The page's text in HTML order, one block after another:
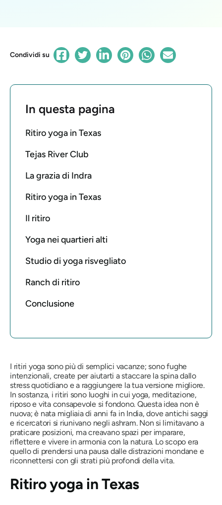
Condividi su
In questa pagina
Ritiro yoga in Texas
Tejas River Club
La grazia di Indra
Ritiro yoga in Texas
Il ritiro
Yoga nei quartieri alti
Studio di yoga risvegliato
Ranch di ritiro
Conclusione
I ritiri yoga sono più di semplici vacanze; sono fughe
intenzionali, create per aiutarti a staccare la spina dallo
stress quotidiano e a raggiungere la tua versione migliore.
In sostanza, i ritiri sono luoghi in cui yoga, meditazione,
riposo e vita consapevole si fondono. Questa idea non è
nuova; è nata migliaia di anni fa in India, dove antichi saggi
e ricercatori si riunivano negli ashram. Non si limitavano a
praticare posizioni, ma creavano spazi per imparare,
riflettere e vivere in armonia con la natura. Lo scopo era
quello di prendersi una pausa dalle distrazioni mondane e
riconnettersi con gli strati più profondi della vita.
Ritiro yoga in Texas